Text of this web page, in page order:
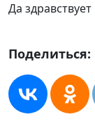
Да
Поделиться: